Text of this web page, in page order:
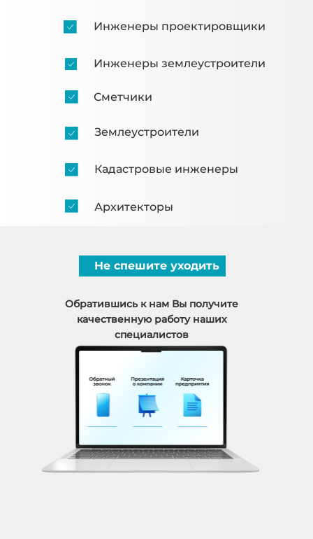
Инженеры проектировщики
Инженеры землеустроители
Сметчики
Землеустроители
Кадастровые инженеры
Архитекторы
Обратившись к нам Вы получите
качественную работу наших
специалистов
Не спешите уходить